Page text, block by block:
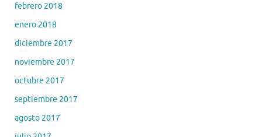
febrero 2018
enero 2018
diciembre 2017
noviembre 2017
octubre 2017
septiembre 2017
agosto 2017